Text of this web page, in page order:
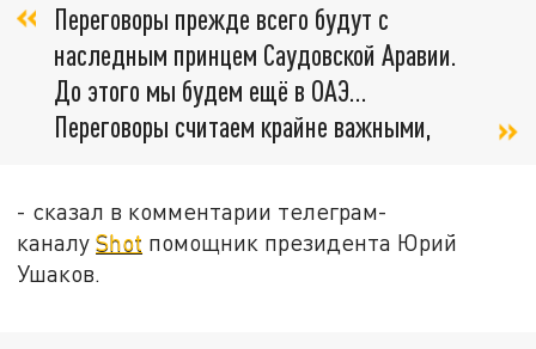
Переговоры прежде всего будут с
наследным принцем Саудовской Аравии.
До этого мы будем ещё в ОАЭ…
Переговоры считаем крайне важными,
- сказал в комментарии телеграм-
каналуShot помощник президента Юрий
Ушаков.